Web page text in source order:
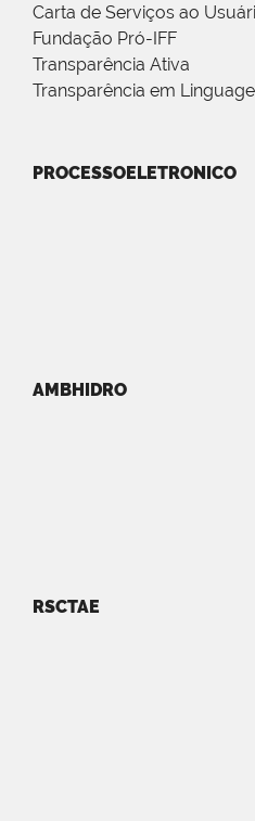
Carta de Serviços ao
Fundação Pró-IFF
Transparência Ativa
Transparência em
PROCESSOELETRONICO
AMBHIDRO
RSCTAE